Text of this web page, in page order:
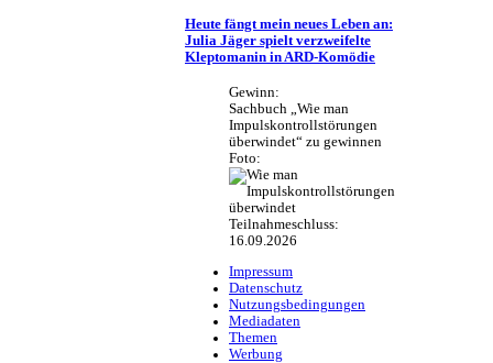
Heute fängt mein neues Leben an:
Julia Jäger spielt verzweifelte
Kleptomanin in ARD-Komödie
Gewinn:
Sachbuch „Wie man
Impulskontrollstörungen
überwindet“ zu gewinnen
Foto:
Teilnahmeschluss:
16.09.2026
Impressum
Datenschutz
Nutzungsbedingungen
Mediadaten
Themen
Werbung